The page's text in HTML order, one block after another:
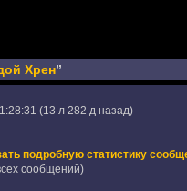
Хрен”
(13 л 282 д назад)
подробную статистику
сообщений)